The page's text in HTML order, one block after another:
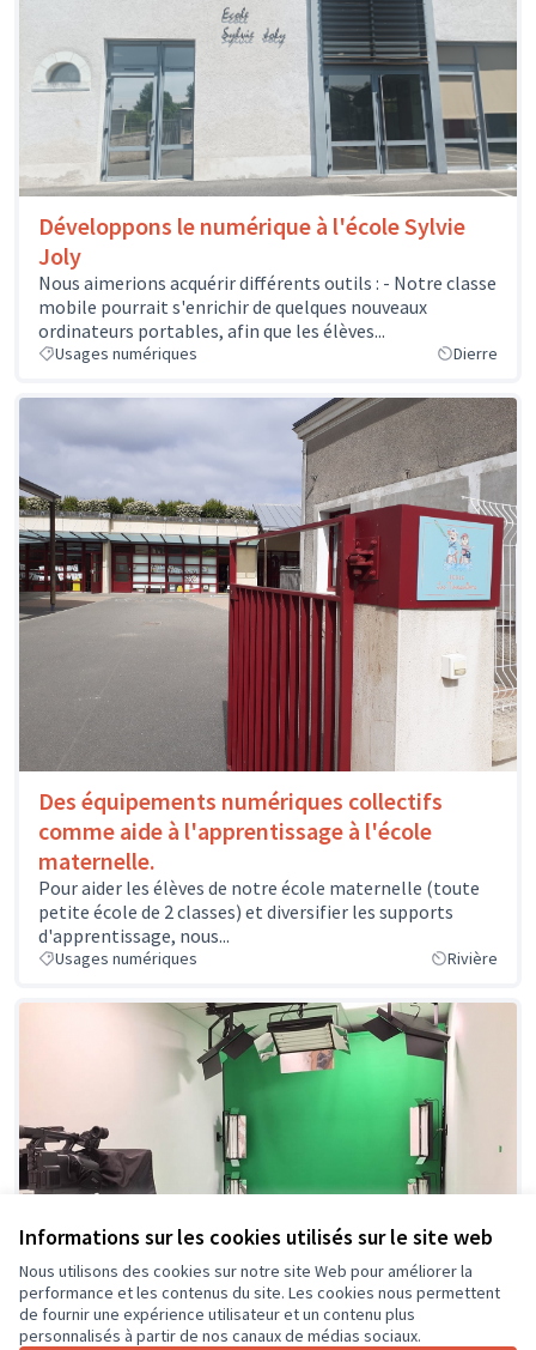
Informations sur les cookies utilisés sur le site web
Nous utilisons des cookies sur notre site Web pour améliorer la
performance et les contenus du site. Les cookies nous permettent
de fournir une expérience utilisateur et un contenu plus
personnalisés à partir de nos canaux de médias sociaux.
Développons le numérique à l'école Sylvie
Joly
Nous aimerions acquérir différents outils : - Notre classe
mobile pourrait s'enrichir de quelques nouveaux
ordinateurs portables, afin que les élèves...
Usages numériques Dierre
Des équipements numériques collectifs
comme aide à l'apprentissage à l'école
maternelle.
Pour aider les élèves de notre école maternelle (toute
petite école de 2 classes) et diversifier les supports
d'apprentissage, nous...
Usages numériques Rivière